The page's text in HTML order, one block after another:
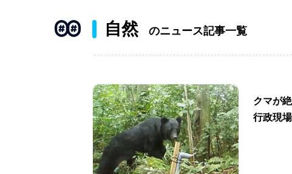
自然 のニュース記事一覧
クマが
行政現